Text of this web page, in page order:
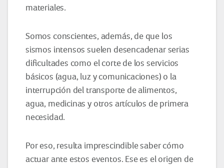
materiales.
Somos conscientes, además, de que los
sismos intensos suelen desencadenar serias
dificultades como el corte de los servicios
básicos (agua, luz y comunicaciones) o la
interrupción del transporte de alimentos,
agua, medicinas y otros artículos de primera
necesidad.
Por eso, resulta imprescindible saber cómo
actuar ante estos eventos. Ese es el origen de